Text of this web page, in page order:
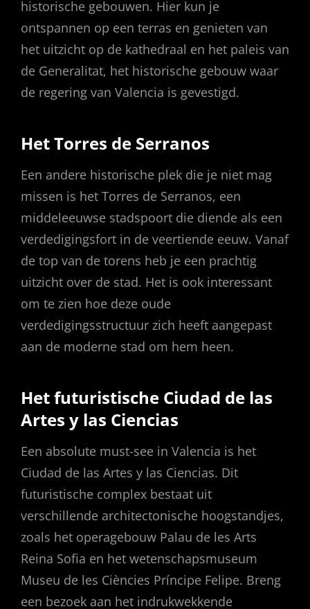
historische gebouwen. Hier kun je
ontspannen op een terras en genieten van
het uitzicht op de kathedraal en het paleis van
de Generalitat, het historische gebouw waar
de regering van Valencia is gevestigd.
Het Torres de Serranos
Een andere historische plek die je niet mag
missen is het Torres de Serranos, een
middeleeuwse stadspoort die diende als een
verdedigingsfort in de veertiende eeuw. Vanaf
de top van de torens heb je een prachtig
uitzicht over de stad. Het is ook interessant
om te zien hoe deze oude
verdedigingsstructuur zich heeft aangepast
aan de moderne stad om hem heen.
Het futuristische Ciudad de las
Artes y las Ciencias
Een absolute must-see in Valencia is het
Ciudad de las Artes y las Ciencias. Dit
futuristische complex bestaat uit
verschillende architectonische hoogstandjes,
zoals het operagebouw Palau de les Arts
Reina Sofia en het wetenschapsmuseum
Museu de les Ciències Príncipe Felipe. Breng
een bezoek aan het indrukwekkende